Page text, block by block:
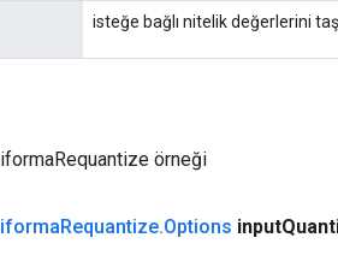
isteğe bağlı nitelik değerlerini
örneği
Requantize.Options input